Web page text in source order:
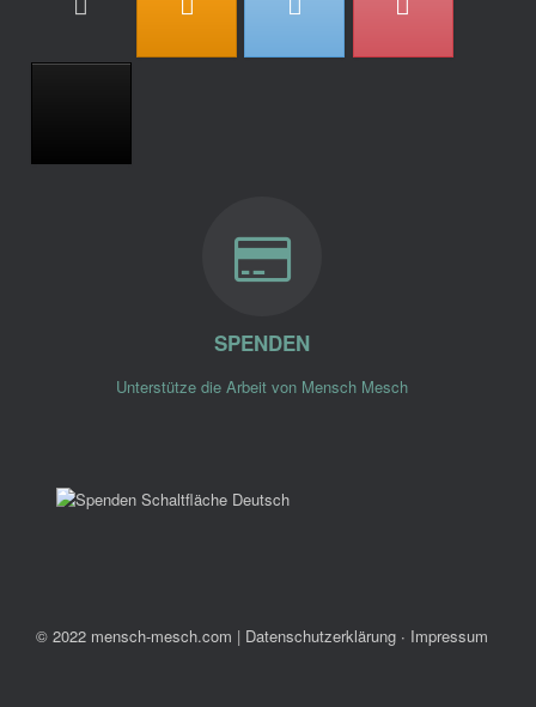
SPENDEN
Unterstütze die Arbeit von Mensch Mesch
© 2022 mensch-mesch.com | Datenschutzerklärung ∙ Impressum